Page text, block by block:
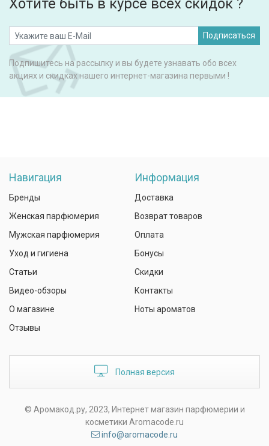
Хотите быть в курсе всех скидок ?
Подписаться
Подпишитесь на рассылку и вы будете узнавать обо всех
акциях и скидках нашего интернет-магазина первыми !
Навигация
Бренды
Женская парфюмерия
Мужская парфюмерия
Уход и гигиена
Статьи
Видео-обзоры
О магазине
Отзывы
Информация
Доставка
Возврат товаров
Оплата
Бонусы
Скидки
Контакты
Ноты ароматов
Полная версия
© Аромакод.ру, 2023, Интернет магазин парфюмерии и
косметики Aromacode.ru
info@aromacode.ru